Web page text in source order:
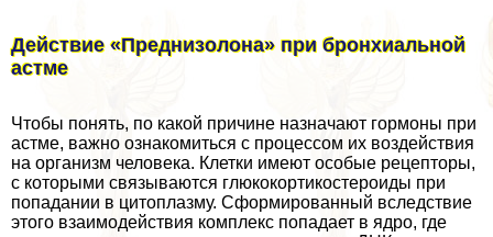
Действие «Преднизолона» при бронхиальной
астме
Чтобы понять, по какой причине назначают гормоны при
астме, важно ознакомиться с процессом их воздействия
на организм человека. Клетки имеют особые рецепторы,
с которыми связываются глюкокортикостероиды при
попадании в цитоплазму. Сформированный вследствие
этого взаимодействия комплекс попадает в ядро, где